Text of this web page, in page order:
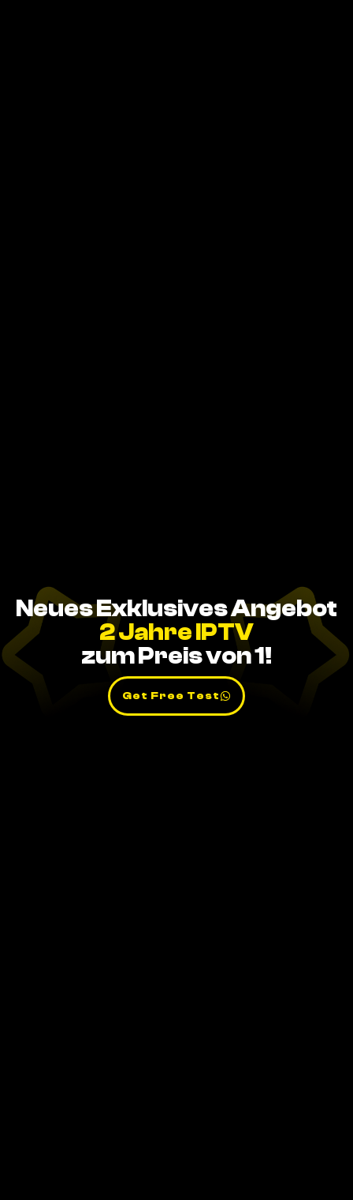
Neues Exklusives Angebot
2 Jahre IPTV
zum Preis von 1!
Get Free Test